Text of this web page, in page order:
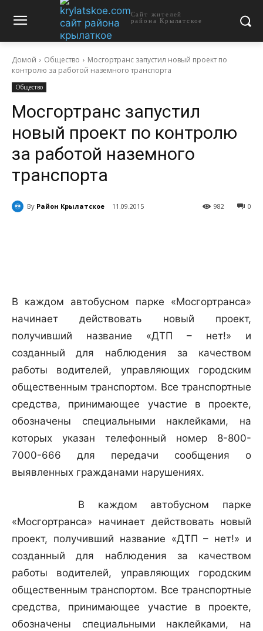
Сайт жителей
района Крылатское
Домой Общество
Мосгортранс запустил новый проект по
контролю за работой наземного транспорта
Общество
Мосгортранс запустил
новый проект по контролю
за работой наземного
транспорта
By Район Крылатское 11.09.2015 0
982
В каждом автобусном парке «Мосгортранса»
начинает действовать новый проект,
получивший название «ДТП – нет!» и
созданный для наблюдения за качеством
работы водителей, управляющих городским
общественным транспортом. Все транспортные
средства, принимающее участие в проекте,
обозначены специальными наклейками, на
которых указан телефонный номер 8-800-
7000-666 для передачи сообщения о
выявленных гражданами нарушениях.
В каждом автобусном парке
«Мосгортранса» начинает действовать новый
проект, получивший название «ДТП – нет!» и
созданный для наблюдения за качеством
работы водителей, управляющих городским
общественным транспортом. Все транспортные
средства, принимающее участие в проекте,
обозначены специальными наклейками, на